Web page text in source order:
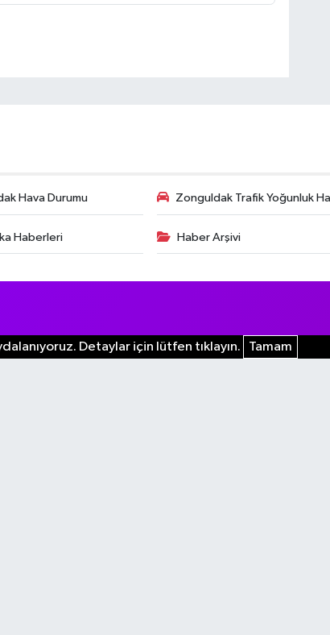
Hava Durumu Zonguldak Trafik Yoğunluk
Haberleri Haber Arşivi
Detaylar için lütfen tıklayın. Tamam